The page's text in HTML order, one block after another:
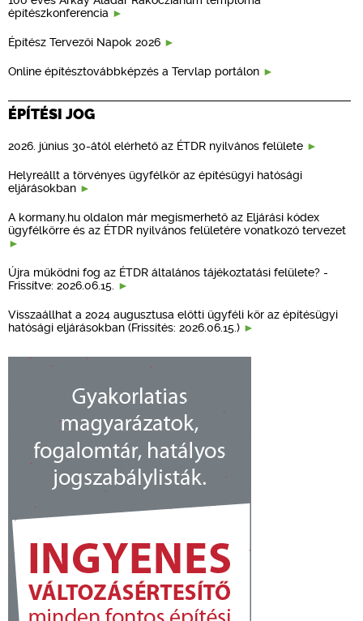
építészkonferencia
Építész Tervezői Napok 2026
Online építésztovábbképzés a Tervlap portálon
ÉPÍTÉSI JOG
2026. június 30-ától elérhető az ÉTDR nyilvános felülete
Helyreállt a törvényes ügyfélkör az építésügyi hatósági
eljárásokban
A kormany.hu oldalon már megismerhető az Eljárási kódex
ügyfélkörre és az ÉTDR nyilvános felületére vonatkozó tervezet
Újra működni fog az ÉTDR általános tájékoztatási felülete? -
Frissítve: 2026.06.15.
Visszaállhat a 2024 augusztusa előtti ügyféli kör az építésügyi
hatósági eljárásokban (Frissítés: 2026.06.15.)